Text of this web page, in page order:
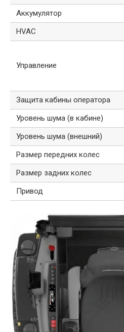
Аккумулятор
HVAC
Управление
Защита кабины оператора
Уровень шума (в кабине)
Уровень шума (внешний)
Размер передних колес
Размер задних колес
Привод